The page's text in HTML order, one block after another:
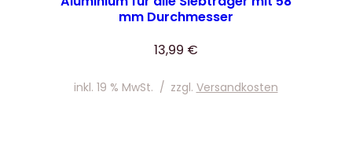
mm Durchmesser
13,99 €
inkl. 19 % MwSt. / zzgl. Versandkosten